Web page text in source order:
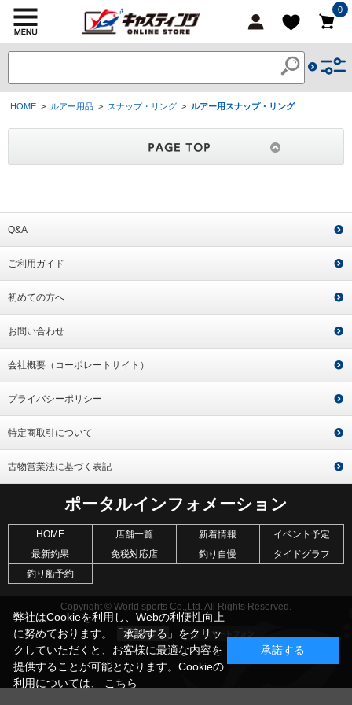
0
HOME > ルアー用品 > スナップ・リング > ルアー用スナップ・リング
Q&A
ご利用ガイド
初めての方へ
お問い合わせ
会社概要（コーポレートサイト）
プライバシーポリシー
特定商取引について
古物営業法に基づく表記
ポータルインフォメーション
HOME 店舗一覧 新着情報
イベント予定
最新釣果
免税対応店 釣り自慢
タイドグラフ
釣り船予約
Copyright © World sports Co.,Ltd. All Rights Reserved.
弊社はCookieを利用し、Webの利便性向上
に努めております。「承認する」をクリッ
クしていただくと、お客様に最適な内容を
提供することが可能となります。Cookieの
利用については、 こちら
承諾する